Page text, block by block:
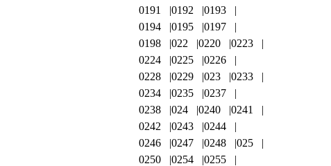
0191
0192
0193
0194
0195
0197
0198
022 0220
0223
0224
0225
0226
0228
0229 023
0233
0234
0235
0237
0238
024 0240
0241
0242
0243
0244
0246
0247 0248
025
0250
0254
0255